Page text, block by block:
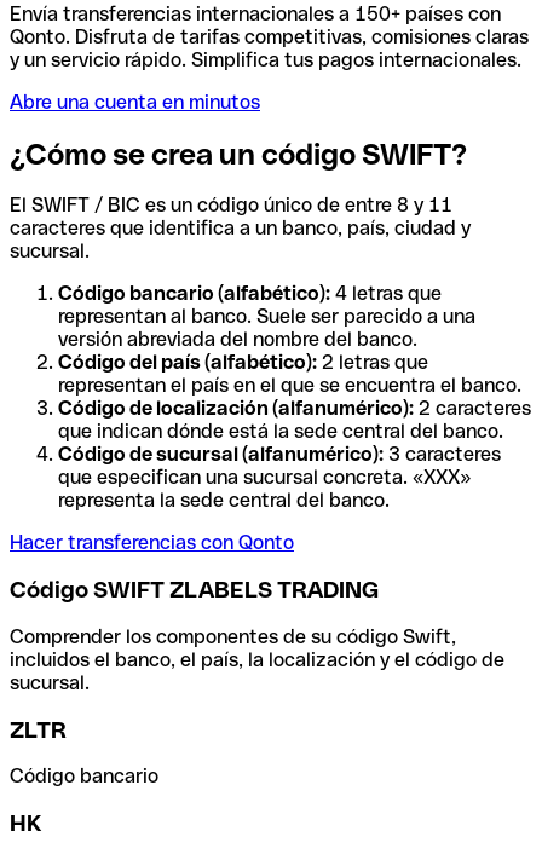
Envía transferencias internacionales a 150+ países con
Qonto. Disfruta de tarifas competitivas, comisiones claras
y un servicio rápido. Simplifica tus pagos internacionales.
Abre una cuenta en minutos
¿Cómo se crea un código SWIFT?
El SWIFT / BIC es un código único de entre 8 y 11
caracteres que identifica a un banco, país, ciudad y
sucursal.
Código bancario (alfabético): 4 letras que
representan al banco. Suele ser parecido a una
versión abreviada del nombre del banco.
Código del país (alfabético): 2 letras que
representan el país en el que se encuentra el banco.
Código de localización (alfanumérico): 2 caracteres
que indican dónde está la sede central del banco.
Código de sucursal (alfanumérico): 3 caracteres
que especifican una sucursal concreta. «XXX»
representa la sede central del banco.
Hacer transferencias con Qonto
Código SWIFT ZLABELS TRADING
Comprender los componentes de su código Swift,
incluidos el banco, el país, la localización y el código de
sucursal.
ZLTR
Código bancario
HK